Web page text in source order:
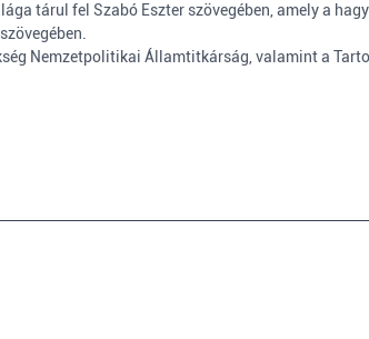
tárul fel Szabó Eszter szövegében, amely a
Nemzetpolitikai Államtitkárság, valamint a